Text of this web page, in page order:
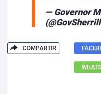
— Governor
COMPARTIR